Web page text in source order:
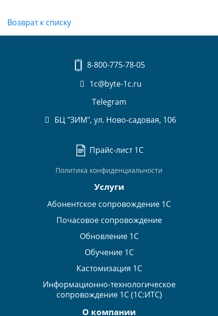
Возврат к списку
8-800-775-78-05
1c@byte-1c.ru
Telegram
БЦ "ЗИМ", ул. Ново-садовая, 106
Прайс-лист 1С
Политика конфиденциальности
Услуги
Абонентское сопровождение 1С
Почасовое сопровождение
Обновление 1С
Обучение 1С
Кастомизация 1С
Информационно-технологическое
сопровождение 1С (1С:ИТС)
О компании